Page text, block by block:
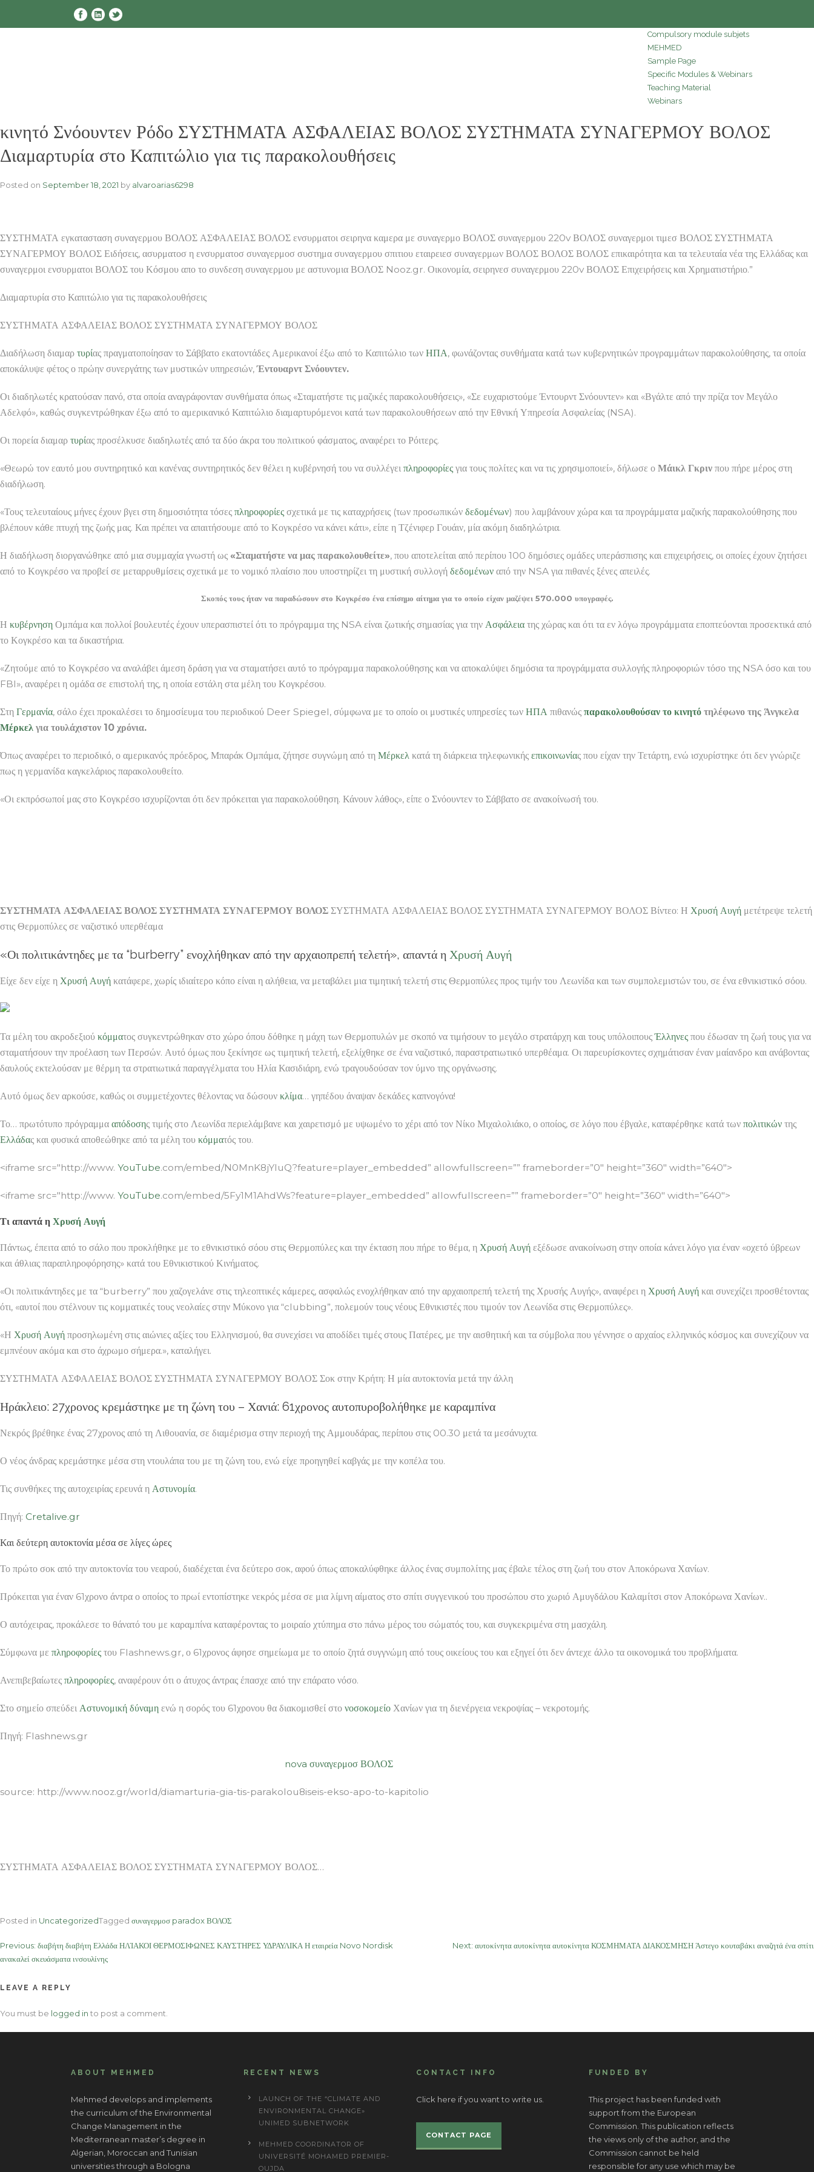
Compulsory module subjets
MEHMED
Sample Page
Specific Modules & Webinars
Teaching Material
Webinars
κινητό Σνόουντεν Ρόδο ΣΥΣΤΗΜΑΤΑ ΑΣΦΑΛΕΙΑΣ ΒΟΛΟΣ ΣΥΣΤΗΜΑΤΑ ΣΥΝΑΓΕΡΜΟΥ ΒΟΛΟΣ
Διαμαρτυρία στο Καπιτώλιο για τις παρακολουθήσεις
Posted on September 18, 2021 by alvaroarias6298
ΣΥΣΤΗΜΑΤΑ εγκατασταση συναγερμου ΒΟΛΟΣ ΑΣΦΑΛΕΙΑΣ ΒΟΛΟΣ ενσυρματοι σειρηνα καμερα με συναγερμο ΒΟΛΟΣ συναγερμου 220v ΒΟΛΟΣ συναγερμοι τιμεσ ΒΟΛΟΣ ΣΥΣΤΗΜΑΤΑ
ΣΥΝΑΓΕΡΜΟΥ ΒΟΛΟΣ Ειδήσεις, ασυρματοσ η ενσυρματοσ συναγερμοσ συστημα συναγερμου σπιτιου εταιρειεσ συναγερμων ΒΟΛΟΣ ΒΟΛΟΣ ΒΟΛΟΣ επικαιρότητα και τα τελευταία νέα της Ελλάδας και
συναγερμοι ενσυρματοι ΒΟΛΟΣ του Κόσμου απο το συνδεση συναγερμου με αστυνομια ΒΟΛΟΣ Nooz.gr. Οικονομία, σειρηνεσ συναγερμου 220v ΒΟΛΟΣ Επιχειρήσεις και Χρηματιστήριο.”
Διαμαρτυρία στο Καπιτώλιο για τις παρακολουθήσεις
ΣΥΣΤΗΜΑΤΑ ΑΣΦΑΛΕΙΑΣ ΒΟΛΟΣ ΣΥΣΤΗΜΑΤΑ ΣΥΝΑΓΕΡΜΟΥ ΒΟΛΟΣ
Διαδήλωση διαμαρ τυρίας πραγματοποίησαν το Σάββατο εκατοντάδες Αμερικανοί έξω από το Καπιτώλιο των ΗΠΑ, φωνάζοντας συνθήματα κατά των κυβερνητικών προγραμμάτων παρακολούθησης, τα οποία
αποκάλυψε φέτος ο πρώην συνεργάτης των μυστικών υπηρεσιών,Έντουαρντ Σνόουντεν.
Οι διαδηλωτές κρατούσαν πανό, στα οποία αναγράφονταν συνθήματα όπως «Σταματήστε τις μαζικές παρακολουθήσεις», «Σε ευχαριστούμε Έντουρντ Σνόουντεν» και «Βγάλτε από την πρίζα τον Μεγάλο
Αδελφό», καθώς συγκεντρώθηκαν έξω από το αμερικανικό Καπιτώλιο διαμαρτυρόμενοι κατά των παρακολουθήσεων από την Εθνική Υπηρεσία Ασφαλείας (NSA).
Οι πορεία διαμαρ τυρίας προσέλκυσε διαδηλωτές από τα δύο άκρα του πολιτικού φάσματος, αναφέρει το Ρόιτερς.
«Θεωρώ τον εαυτό μου συντηρητικό και κανένας συντηρητικός δεν θέλει η κυβέρνησή του να συλλέγει πληροφορίες για τους πολίτες και να τις χρησιμοποιεί», δήλωσε ο Μάικλ Γκριν που πήρε μέρος στη
διαδήλωση.
«Τους τελευταίους μήνες έχουν βγει στη δημοσιότητα τόσες πληροφορίες σχετικά με τις καταχρήσεις (των προσωπικών δεδομένων) που λαμβάνουν χώρα και τα προγράμματα μαζικής παρακολούθησης που
βλέπουν κάθε πτυχή της ζωής μας. Και πρέπει να απαιτήσουμε από το Κογκρέσο να κάνει κάτι», είπε η Τζένιφερ Γουάιν, μία ακόμη διαδηλώτρια.
Η διαδήλωση διοργανώθηκε από μια συμμαχία γνωστή ως «Σταματήστε να μας παρακολουθείτε», που αποτελείται από περίπου 100 δημόσιες ομάδες υπεράσπισης και επιχειρήσεις, οι οποίες έχουν ζητήσει
από το Κογκρέσο να προβεί σε μεταρρυθμίσεις σχετικά με το νομικό πλαίσιο που υποστηρίζει τη μυστική συλλογή δεδομένων από την NSA για πιθανές ξένες απειλές.
Σκοπός τους ήταν να παραδώσουν στο Κογκρέσο ένα επίσημο αίτημα για το οποίο είχαν μαζέψει 570.000 υπογραφές.
Η κυβέρνηση Ομπάμα και πολλοί βουλευτές έχουν υπερασπιστεί ότι το πρόγραμμα της NSA είναι ζωτικής σημασίας για την Ασφάλεια της χώρας και ότι τα εν λόγω προγράμματα εποπτεύονται προσεκτικά από
το Κογκρέσο και τα δικαστήρια.
«Ζητούμε από το Κογκρέσο να αναλάβει άμεση δράση για να σταματήσει αυτό το πρόγραμμα παρακολούθησης και να αποκαλύψει δημόσια τα προγράμματα συλλογής πληροφοριών τόσο της NSA όσο και του
FBI», αναφέρει η ομάδα σε επιστολή της, η οποία εστάλη στα μέλη του Κογκρέσου.
Στη Γερμανία, σάλο έχει προκαλέσει το δημοσίευμα του περιοδικού Deer Spiegel, σύμφωνα με το οποίο οι μυστικές υπηρεσίες των ΗΠΑ πιθανώς παρακολουθούσαν το κινητό τηλέφωνο της Άνγκελα
Μέρκελ για τουλάχιστον 10 χρόνια.
Όπως αναφέρει το περιοδικό, ο αμερικανός πρόεδρος, Μπαράκ Ομπάμα, ζήτησε συγνώμη από τη Μέρκελ κατά τη διάρκεια τηλεφωνικής επικοινωνίας που είχαν την Τετάρτη, ενώ ισχυρίστηκε ότι δεν γνώριζε
πως η γερμανίδα καγκελάριος παρακολουθείτο.
«Οι εκπρόσωποί μας στο Κογκρέσο ισχυρίζονται ότι δεν πρόκειται για παρακολούθηση. Κάνουν λάθος», είπε ο Σνόουντεν το Σάββατο σε ανακοίνωσή του.
ΣΥΣΤΗΜΑΤΑ ΑΣΦΑΛΕΙΑΣ ΒΟΛΟΣ ΣΥΣΤΗΜΑΤΑ ΣΥΝΑΓΕΡΜΟΥ ΒΟΛΟΣ ΣΥΣΤΗΜΑΤΑ ΑΣΦΑΛΕΙΑΣ ΒΟΛΟΣ ΣΥΣΤΗΜΑΤΑ ΣΥΝΑΓΕΡΜΟΥ ΒΟΛΟΣ Βίντεο: Η Χρυσή Αυγή μετέτρεψε τελετή
στις Θερμοπύλες σε ναζιστικό υπερθέαμα
«Οι πολιτικάντηδες με τα “burberry” ενοχλήθηκαν από την αρχαιοπρεπή τελετή», απαντά η Χρυσή Αυγή
Είχε δεν είχε η Χρυσή Αυγή κατάφερε, χωρίς ιδιαίτερο κόπο είναι η αλήθεια, να μεταβάλει μια τιμητική τελετή στις Θερμοπύλες προς τιμήν του Λεωνίδα και των συμπολεμιστών του, σε ένα εθνικιστικό σόου.
Τα μέλη του ακροδεξιού κόμματος συγκεντρώθηκαν στο χώρο όπου δόθηκε η μάχη των Θερμοπυλών με σκοπό να τιμήσουν το μεγάλο στρατάρχη και τους υπόλοιπουςΈλληνες που έδωσαν τη ζωή τους για να
σταματήσουν την προέλαση των Περσών. Αυτό όμως που ξεκίνησε ως τιμητική τελετή, εξελίχθηκε σε ένα ναζιστικό, παραστρατιωτικό υπερθέαμα. Οι παρευρίσκοντες σχημάτισαν έναν μαίανδρο και ανάβοντας
δαυλούς εκτελούσαν με θέρμη τα στρατιωτικά παραγγέλματα του Ηλία Κασιδιάρη, ενώ τραγουδούσαν τον ύμνο της οργάνωσης.
Αυτό όμως δεν αρκούσε, καθώς οι συμμετέχοντες θέλοντας να δώσουν κλίμα… γηπέδου άναψαν δεκάδες καπνογόνα!
Το… πρωτότυπο πρόγραμμα απόδοσης τιμής στο Λεωνίδα περιελάμβανε και χαιρετισμό με υψωμένο το χέρι από τον Νίκο Μιχαλολιάκο, ο οποίος, σε λόγο που έβγαλε, καταφέρθηκε κατά των πολιτικών της
Ελλάδας και φυσικά αποθεώθηκε από τα μέλη του κόμματός του.
<iframe src="http://www. YouTube.com/embed/N0MnK8jYluQ?feature=player_embedded” allowfullscreen=”” frameborder=”0″ height=”360″ width=”640″>
<iframe src="http://www. YouTube.com/embed/5Fy1M1AhdWs?feature=player_embedded” allowfullscreen=”” frameborder=”0″ height=”360″ width=”640″>
Τι απαντά η Χρυσή Αυγή
Πάντως, έπειτα από το σάλο που προκλήθηκε με το εθνικιστικό σόου στις Θερμοπύλες και την έκταση που πήρε το θέμα, η Χρυσή Αυγή εξέδωσε ανακοίνωση στην οποία κάνει λόγο για έναν «οχετό ύβρεων
και άθλιας παραπληροφόρησης» κατά του Εθνικιστικού Κινήματος.
«Οι πολιτικάντηδες με τα “burberry” που χαζογελάνε στις τηλεοπτικές κάμερες, ασφαλώς ενοχλήθηκαν από την αρχαιοπρεπή τελετή της Χρυσής Αυγής», αναφέρει η Χρυσή Αυγή και συνεχίζει προσθέτοντας
ότι, «αυτοί που στέλνουν τις κομματικές τους νεολαίες στην Μύκονο για “clubbing”, πολεμούν τους νέους Εθνικιστές που τιμούν τον Λεωνίδα στις Θερμοπύλες».
«Η Χρυσή Αυγή προσηλωμένη στις αιώνιες αξίες του Ελληνισμού, θα συνεχίσει να αποδίδει τιμές στους Πατέρες, με την αισθητική και τα σύμβολα που γέννησε ο αρχαίος ελληνικός κόσμος και συνεχίζουν να
εμπνέουν ακόμα και στο άχρωμο σήμερα.», καταλήγει.
ΣΥΣΤΗΜΑΤΑ ΑΣΦΑΛΕΙΑΣ ΒΟΛΟΣ ΣΥΣΤΗΜΑΤΑ ΣΥΝΑΓΕΡΜΟΥ ΒΟΛΟΣ Σοκ στην Κρήτη: Η μία αυτοκτονία μετά την άλλη
Ηράκλειο: 27χρονος κρεμάστηκε με τη ζώνη του – Χανιά: 61χρονος αυτοπυροβολήθηκε με καραμπίνα
Νεκρός βρέθηκε ένας 27χρονος από τη Λιθουανία, σε διαμέρισμα στην περιοχή της Αμμουδάρας, περίπου στις 00.30 μετά τα μεσάνυχτα.
Ο νέος άνδρας κρεμάστηκε μέσα στη ντουλάπα του με τη ζώνη του, ενώ είχε προηγηθεί καβγάς με την κοπέλα του.
Τις συνθήκες της αυτοχειρίας ερευνά η Αστυνομία.
Πηγή: Cretalive.gr
Και δεύτερη αυτοκτονία μέσα σε λίγες ώρες
Το πρώτο σοκ από την αυτοκτονία του νεαρού, διαδέχεται ένα δεύτερο σοκ, αφού όπως αποκαλύφθηκε άλλος ένας συμπολίτης μας έβαλε τέλος στη ζωή του στον Αποκόρωνα Χανίων.
Πρόκειται για έναν 61χρονο άντρα ο οποίος το πρωί εντοπίστηκε νεκρός μέσα σε μια λίμνη αίματος στο σπίτι συγγενικού του προσώπου στο χωριό Αμυγδάλου Καλαμίτσι στον Αποκόρωνα Χανίων..
Ο αυτόχειρας, προκάλεσε το θάνατό του με καραμπίνα καταφέροντας το μοιραίο χτύπημα στο πάνω μέρος του σώματός του, και συγκεκριμένα στη μασχάλη.
Σύμφωνα με πληροφορίες του Flashnews.gr, ο 61χρονος άφησε σημείωμα με το οποίο ζητά συγγνώμη από τους οικείους του και εξηγεί ότι δεν άντεχε άλλο τα οικονομικά του προβλήματα.
Ανεπιβεβαίωτες πληροφορίες, αναφέρουν ότι ο άτυχος άντρας έπασχε από την επάρατο νόσο.
Στο σημείο σπεύδει Αστυνομική δύναμη ενώ η σορός του 61χρονου θα διακομισθεί στο νοσοκομείο Χανίων για τη διενέργεια νεκροψίας – νεκροτομής.
Πηγή: Flashnews.gr
nova συναγερμοσ ΒΟΛΟΣ
source: http://www.nooz.gr/world/diamarturia-gia-tis-parakolou8iseis-ekso-apo-to-kapitolio
ΣΥΣΤΗΜΑΤΑ ΑΣΦΑΛΕΙΑΣ ΒΟΛΟΣ ΣΥΣΤΗΜΑΤΑ ΣΥΝΑΓΕΡΜΟΥ ΒΟΛΟΣ…
Posted in UncategorizedTagged συναγερμοσ paradox ΒΟΛΟΣ
Post
navigation
Previous: διαβήτη διαβήτη Ελλάδα ΗΛΊΑΚΟΙ ΘΕΡΜΟΣΙΦΩΝΕΣ ΚΑΥΣΤΗΡΕΣ ΥΔΡΑΥΛΙΚΑ Η εταιρεία Novo Nordisk
ανακαλεί σκευάσματα ινσουλίνης
Next: αυτοκίνητα αυτοκίνητα αυτοκίνητα ΚΟΣΜΗΜΑΤΑ ΔΙΑΚΟΣΜΗΣΗ Άστεγο κουταβάκι αναζητά ένα σπίτι
LEAVE A REPLY
You must be logged in to post a comment.
ABOUT MEHMED
Mehmed develops and implements
the curriculum of the Environmental
Change Management in the
Mediterranean master’s degree in
Algerian, Moroccan and Tunisian
universities through a Bologna
RECENT NEWS
LAUNCH OF THE “CLIMATE AND
ENVIRONMENTAL CHANGE»
UNIMED SUBNETWORK
MEHMED COORDINATOR OF
UNIVERSITÉ MOHAMED PREMIER-
OUJDA
CONTACT INFO
Click here if you want to write us.
CONTACT PAGE
FUNDED BY
This project has been funded with
support from the European
Commission. This publication reflects
the views only of the author, and the
Commission cannot be held
responsible for any use which may be